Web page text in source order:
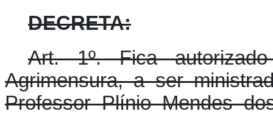
DECRETA:
Art. 1º.Fica
Agrimensura, a ser
Professor Plínio Mendes